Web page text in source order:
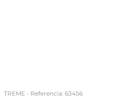
TREME - Referencia: 63456